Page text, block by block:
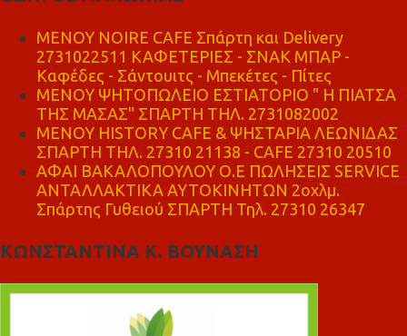
MENOY NOIRE CAFE Σπάρτη και Delivery
2731022511 ΚΑΦΕΤΕΡΙΕΣ - ΣΝΑΚ ΜΠΑΡ -
Καφέδες - Σάντουιτς - Μπεκέτες - Πίτες
ΜΕΝΟΥ ΨΗΤΟΠΩΛΕΙΟ ΕΣΤΙΑΤΟΡΙΟ " Η ΠΙΑΤΣΑ
ΤΗΣ ΜΑΣΑΣ" ΣΠΑΡΤΗ ΤΗΛ. 2731082002
ΜΕΝΟΥ HISTORY CAFE & ΨΗΣΤΑΡΙΑ ΛΕΩΝΙΔΑΣ
ΣΠΑΡΤΗ ΤΗΛ. 27310 21138 - CAFE 27310 20510
ΑΦΑΙ ΒΑΚΑΛΟΠΟΥΛΟΥ Ο.Ε ΠΩΛΗΣΕΙΣ SERVICE
ΑΝΤΑΛΛΑΚΤΙΚΑ ΑΥΤΟΚΙΝΗΤΩΝ 2οχλμ.
Σπάρτης Γυθειού ΣΠΑΡΤΗ Τηλ. 27310 26347
ΚΩΝΣΤΑΝΤΙΝΑ Κ. ΒΟΥΝΑΣΗ